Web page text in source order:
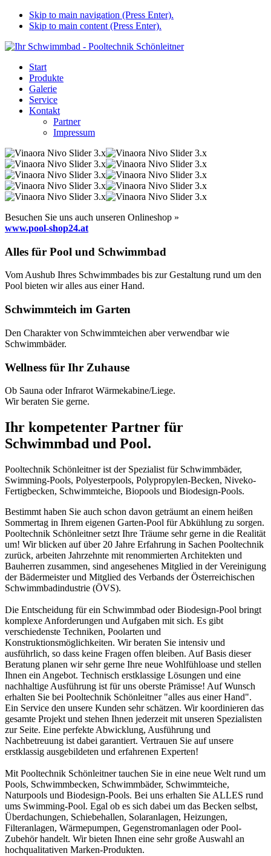
Skip to main navigation (Press Enter).
Skip to main content (Press Enter).
Start
Produkte
Galerie
Service
Kontakt
Partner
Impressum
Besuchen Sie uns auch unseren Onlineshop »
www.pool-shop24.at
Alles für Pool und Schwimmbad
Vom Aushub Ihres Schwimmbades bis zur Gestaltung rund um den
Pool bieten wir alles aus einer Hand.
Schwimmteich im Garten
Den Charakter von Schwimmteichen aber verwendbar wie
Schwimmbäder.
Wellness für Ihr Zuhause
Ob Sauna oder Infrarot Wärmekabine/Liege.
Wir beraten Sie gerne.
Ihr kompetenter Partner für
Schwimmbad und Pool.
Pooltechnik Schönleitner ist der Spezialist für Schwimmbäder,
Swimming-Pools, Polyesterpools, Polypropylen-Becken, Niveko-
Fertigbecken, Schwimmteiche, Biopools und Biodesign-Pools.
Bestimmt haben Sie auch schon davon geträumt an einem heißen
Sommertag in Ihrem eigenen Garten-Pool für Abkühlung zu sorgen.
Pooltechnik Schönleitner setzt Ihre Träume sehr gerne in die Realität
um! Wir blicken auf über 20 Jahre Erfahrung in Sachen Pooltechnik
zurück, arbeiten Jahrzehnte mit renommierten Architekten und
Bauherren zusammen, sind angesehenes Mitglied in der Vereinigung
der Bädermeister und Mitglied des Verbands der Österreichischen
Schwimmbadindustrie (ÖVS).
Die Entscheidung für ein Schwimmbad oder Biodesign-Pool bringt
komplexe Anforderungen und Aufgaben mit sich. Es gibt
verschiedenste Techniken, Poolarten und
Konstruktionsmöglichkeiten. Wir beraten Sie intensiv und
ausführlich, so dass keine Fragen offen bleiben. Auf Basis dieser
Beratung planen wir sehr gerne Ihre neue Wohlfühloase und stellen
Ihnen ein Angebot. Technisch erstklassige Lösungen und eine
nachhaltige Ausführung ist für uns oberste Prämisse! Auf Wunsch
erhalten Sie bei Pooltechnik Schönleitner "alles aus einer Hand".
Ein Service den unsere Kunden sehr schätzen. Wir koordinieren das
gesamte Projekt und stehen Ihnen jederzeit mit unseren Spezialisten
zur Seite. Eine perfekte Abwicklung, Ausführung und
Nachbetreuung ist dabei garantiert. Vertrauen Sie auf unsere
erstklassig ausgebildeten und erfahrenen Experten!
Mit Pooltechnik Schönleitner tauchen Sie in eine neue Welt rund um
Pools, Schwimmbecken, Schwimmbäder, Schwimmteiche,
Naturpools und Biodesign-Pools. Bei uns erhalten Sie ALLES rund
ums Swimming-Pool. Egal ob es sich dabei um das Becken selbst,
Überdachungen, Schiebehallen, Solaranlagen, Heizungen,
Filteranlagen, Wärmepumpen, Gegenstromanlagen oder Pool-
Zubehör handelt. Wir bieten Ihnen eine sehr große Auswahl an
hochqualitativen Marken-Produkten.